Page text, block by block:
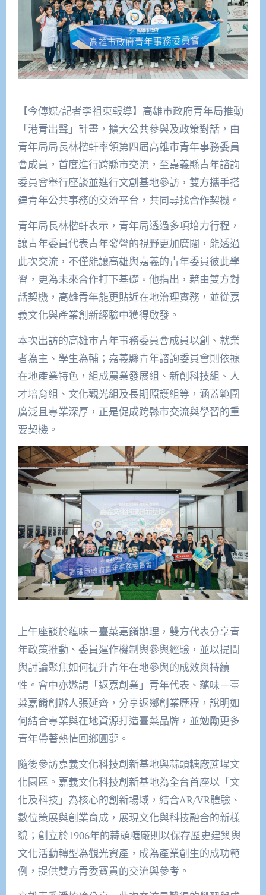
【今傳媒/記者李祖東報導】高雄市政府青年局推動
「港青出聲」計畫，擴大公共參與及政策對話，由
青年局局長林楷軒率領第四屆高雄市青年事務委員
會成員，首度進行跨縣市交流，至嘉義縣青年諮詢
委員會舉行座談並進行文創基地參訪，雙方攜手搭
建青年公共事務的交流平台，共同尋找合作契機。
青年局長林楷軒表示，青年局透過多項培力行程，
讓青年委員代表青年發聲的視野更加廣闊，能透過
此次交流，不僅能讓高雄與嘉義的青年委員彼此學
習，更為未來合作打下基礎。他指出，藉由雙方對
話契機，高雄青年能更貼近在地治理實務，並從嘉
義文化與產業創新經驗中獲得啟發。
本次出訪的高雄市青年事務委員會成員以創、就業
者為主、學生為輔；嘉義縣青年諮詢委員會則依據
在地產業特色，組成農業發展組、新創科技組、人
才培育組、文化觀光組及長期照護組等，涵蓋範圍
廣泛且專業深厚，正是促成跨縣市交流與學習的重
要契機。
上午座談於蘊味－臺菜嘉餚辦理，雙方代表分享青
年政策推動、委員運作機制與參與經驗，並以提問
與討論聚焦如何提升青年在地參與的成效與持續
性。會中亦邀請「返嘉創業」青年代表、蘊味－臺
菜嘉餚創辦人張延齊，分享返鄉創業歷程，說明如
何結合專業與在地資源打造臺菜品牌，並勉勵更多
青年帶著熱情回鄉圓夢。
隨後參訪嘉義文化科技創新基地與蒜頭糖廠蔗埕文
化園區。嘉義文化科技創新基地為全台首座以「文
化及科技」為核心的創新場域，結合AR/VR體驗、
數位策展與創業育成，展現文化與科技融合的新樣
貌；創立於1906年的蒜頭糖廠則以保存歷史建築與
文化活動轉型為觀光資產，成為產業創生的成功範
例，提供雙方青委寶貴的交流與參考。